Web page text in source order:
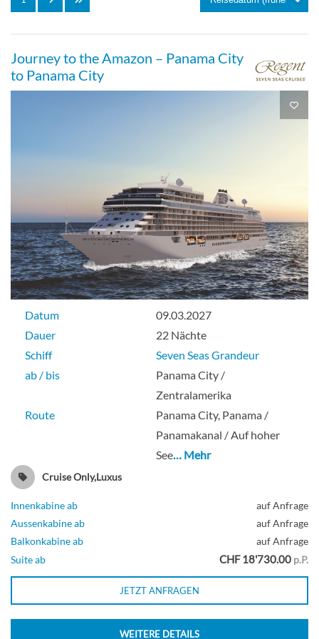
Deck 7
Serenity Suite-[F2]
Deck 7
Suite
Deluxe Veranda Suite-[G2]
Deck 6
Suite
Journey to the Amazon – Panama City
to Panama City
Datum
09.03.2027
Dauer
22 Nächte
Schiff
Seven Seas Grandeur
ab / bis
Panama City /
Zentralamerika
Route
Panama City, Panama /
Panamakanal / Auf hoher
See… Mehr
Cruise Only,Luxus
Innenkabine ab
auf Anfrage
Aussenkabine ab
auf Anfrage
Balkonkabine ab
auf Anfrage
Suite ab
CHF 18'730.00 p.P.
JETZT ANFRAGEN
WEITERE DETAILS